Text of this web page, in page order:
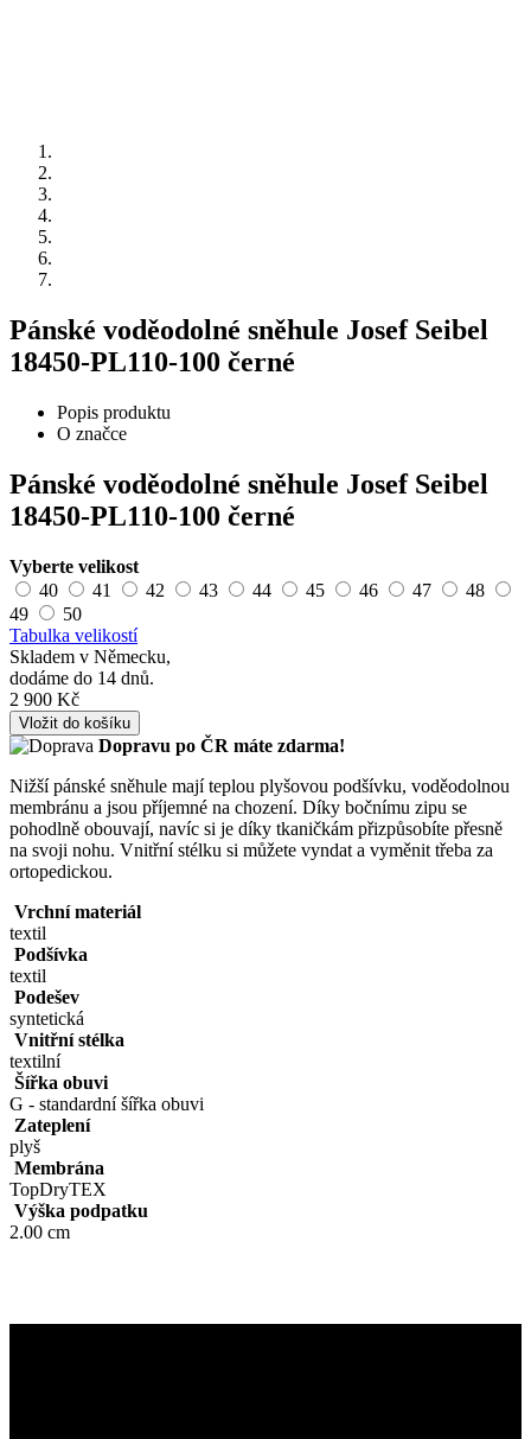
Pánské voděodolné sněhule Josef Seibel
18450-PL110-100 černé
Popis produktu
O značce
Pánské voděodolné sněhule Josef Seibel
18450-PL110-100 černé
Vyberte velikost
40
41 42 43 44 45 46 47
48
49
50
Tabulka velikostí
Skladem v Německu,
dodáme do 14 dnů.
2 900 Kč
Vložit do košíku
Dopravu po ČR máte zdarma!
Nižší pánské sněhule mají teplou plyšovou podšívku, voděodolnou
membránu a jsou příjemné na chození. Díky bočnímu zipu se
pohodlně obouvají, navíc si je díky tkaničkám přizpůsobíte přesně
na svoji nohu. Vnitřní stélku si můžete vyndat a vyměnit třeba za
ortopedickou.
Vrchní materiál
textil
Podšívka
textil
Podešev
syntetická
Vnitřní stélka
textilní
Šířka obuvi
G - standardní šířka obuvi
Zateplení
plyš
Membrána
TopDryTEX
Výška podpatku
2.00 cm